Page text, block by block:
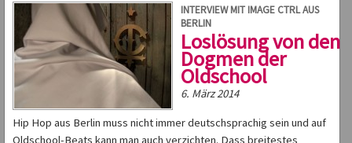
INTERVIEW MIT IMAGE CTRL AUS
BERLIN
Loslösung von den
Dogmen der
Oldschool
6. März 2014
Hip Hop aus Berlin muss nicht immer deutschsprachig sein und auf
Oldschool-Beats kann man auch verzichten. Dass breitestes